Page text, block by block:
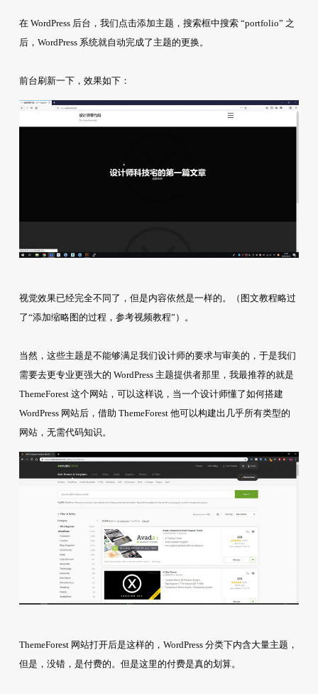
在 WordPress 后台，我们点击添加主题，搜索框中搜索 “portfolio” 之
后，WordPress 系统就自动完成了主题的更换。
前台刷新一下，效果如下：
视觉效果已经完全不同了，但是内容依然是一样的。（图文教程略过
了“添加缩略图的过程，参考视频教程”）。
当然，这些主题是不能够满足我们设计师的要求与审美的，于是我们
需要去更专业更强大的 WordPress 主题提供者那里，我最推荐的就是
ThemeForest 这个网站，可以这样说，当一个设计师懂了如何搭建
WordPress 网站后，借助 ThemeForest 他可以构建出几乎所有类型的
网站，无需代码知识。
ThemeForest 网站打开后是这样的，WordPress 分类下内含大量主题，
但是，没错，是付费的。但是这里的付费是真的划算。